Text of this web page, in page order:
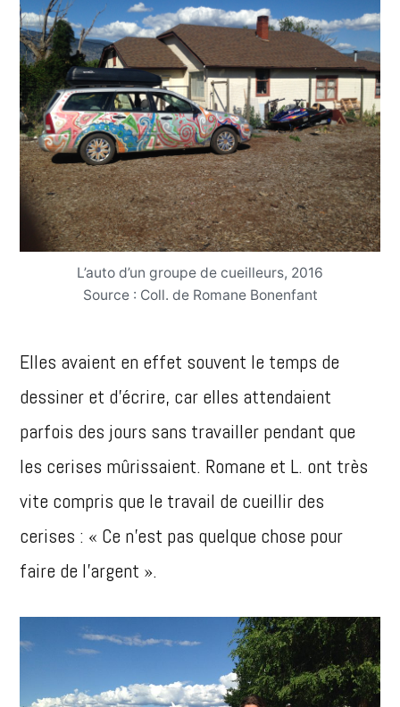
L’auto d’un groupe de cueilleurs, 2016
Source : Coll. de Romane Bonenfant
Elles avaient en effet souvent le temps de
dessiner et d’écrire, car elles attendaient
parfois des jours sans travailler pendant que
les cerises mûrissaient. Romane et L. ont très
vite compris que le travail de cueillir des
cerises : « Ce n’est pas quelque chose pour
faire de l’argent ».